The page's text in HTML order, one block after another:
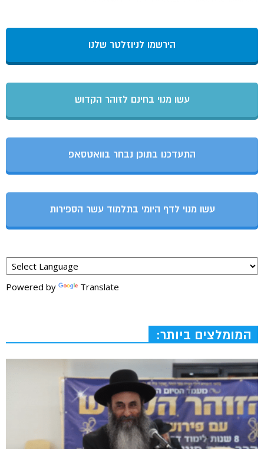
הירשמו לניוזלטר שלנו
עשו מנוי בחינם לזוהר הקדוש
התעדכנו בתוכן נבחר בוואטסאפ
עשו מנוי לדף היומי בתלמוד עשר הספירות
Powered by Translate
המומלצים ביותר: